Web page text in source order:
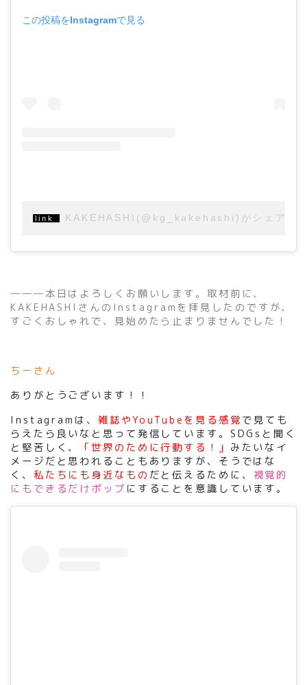
この投稿をInstagramで見る
KAKEHASHI(@kg_kakehashi)がシェアし
―――本日はよろしくお願いします。取材前に、
KAKEHASHIさんのInstagramを拝見したのですが、
すごくおしゃれで、見始めたら止まりませんでした！
ちーさん
ありがとうございます！！
Instagramは、 雑誌やYouTubeを見る感覚 で見ても
らえたら良いなと思って発信しています。SDGsと聞く
と堅苦しく、
「世界のために行動する！」 みたいなイ
メージだと思われることもありますが、そうではな
く、 私たちにも身近なもの だと伝えるために、 視覚的
にもできるだけポップ にすることを意識しています。